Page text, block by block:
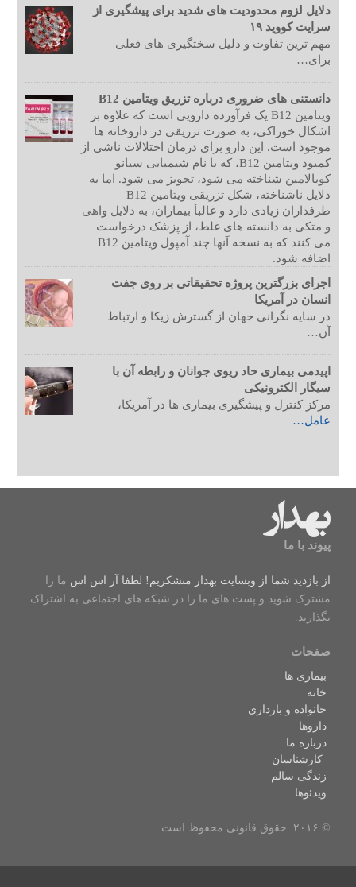
دلایل لزوم محدودیت های شدید برای پیشگیری از
سرایت کووید ۱۹
مهم ترین تفاوت و دلیل سختگیری های فعلی
برای…
دانستنی های ضروری درباره تزریق ویتامین B12
ویتامین B12 یک فرآورده دارویی است که علاوه بر
اشکال خوراکی، به صورت تزریقی در داروخانه ها
موجود است. این دارو برای درمان اختلالات ناشی از
کمبود ویتامین B12، که با نام شیمیایی سیانو
کوبالامین شناخته می شود، تجویز می شود. اما به
دلایل ناشناخته، شکل تزریقی ویتامین B12
طرفداران زیادی دارد و غالبأ بیماران، به دلایل واهی
و متکی به دانسته های غلط، از پزشک درخواست
می کنند که به نسخه آنها چند آمپول ویتامین B12
اضافه شود.
اجرای بزرگترین پروژه تحقیقاتی بر روی جفت
انسان در آمریکا
در سایه نگرانی جهان از گسترش زیکا و ارتباط
آن…
اپیدمی بیماری حاد ریوی جوانان و رابطه آن با
سیگار الکترونیکی
مرکز کنترل و پیشگیری بیماری ها در آمریکا،
عامل…
پیوند با ما
از بازدید شما از وبسایت بهدار متشکریم! لطفا آر اس اس ما را
مشترک شوید و پست های ما را در شبکه های اجتماعی به اشتراک
بگذارید.
صفحات
بیماری ها
خانه
خانواده و بارداری
داروها
درباره ما
کارشناسان
زندگی سالم
ویدئوها
© ۲۰۱۶. حقوق قانونی محفوظ است.